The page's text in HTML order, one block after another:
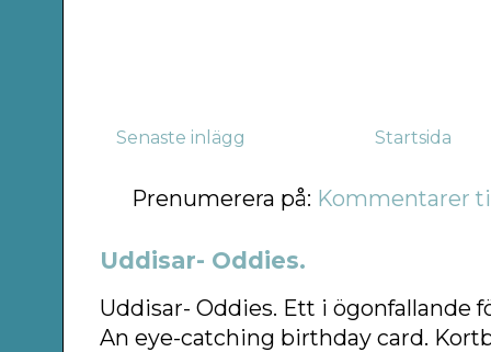
Senaste inlägg Startsida
Prenumerera på: Kommentarer
Uddisar- Oddies.
Uddisar- Oddies. Ett i ögonfallande
An eye-catching birthday card.